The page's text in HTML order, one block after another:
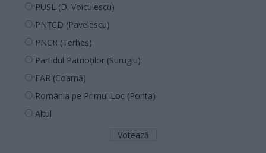
PUSL (D. Voiculescu)
PNȚCD (Pavelescu)
PNCR (Terheș)
Partidul Patrioților (Surugiu)
FAR (Coarnă)
România pe Primul Loc (Ponta)
Altul